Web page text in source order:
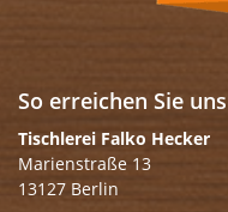
So erreichen Sie uns
Tischlerei Falko Hecker
Marienstraße 13
13127 Berlin